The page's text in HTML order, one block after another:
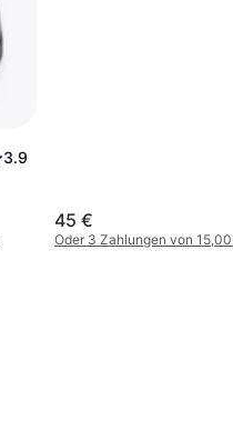
3.9
45 €
Oder 3 Zahlungen von